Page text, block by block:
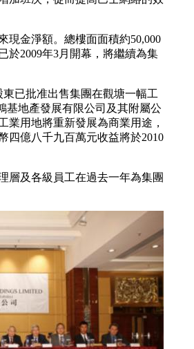
現金淨額。總樓面面積約50,000
2009年3月開幕，將繼續為集
已批准出售集團在觀塘一幅工
基地產發展有限公司及其附屬公
業用地將重新發展為商業用途，
四億八千九百萬元收益將於2010
層及各級員工在過去一年為集團